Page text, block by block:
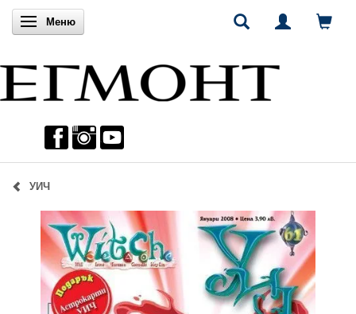
Включи навигацията
Меню
УИЧ